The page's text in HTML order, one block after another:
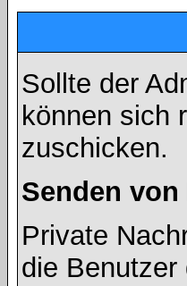
Sollte der
können sich
zuschicken.
Senden
Private
die